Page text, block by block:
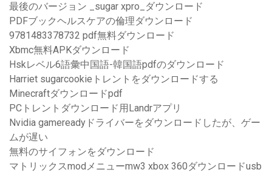
最後のバージョン _sugar xpro_ダウンロード
PDFブックヘルスケアの倫理ダウンロード
9781483378732 pdf無料ダウンロード
Xbmc無料APKダウンロード
Hskレベル6語彙中国語-韓国語pdfのダウンロード
Harriet sugarcookieトレントをダウンロードする
Minecraftダウンロードpdf
PCトレントダウンロード用Landrアプリ
Nvidia gamereadyドライバーをダウンロードしたが、ゲー
ムが遅い
無料のサイフォンをダウンロード
マトリックスmodメニューmw3 xbox 360ダウンロードusb